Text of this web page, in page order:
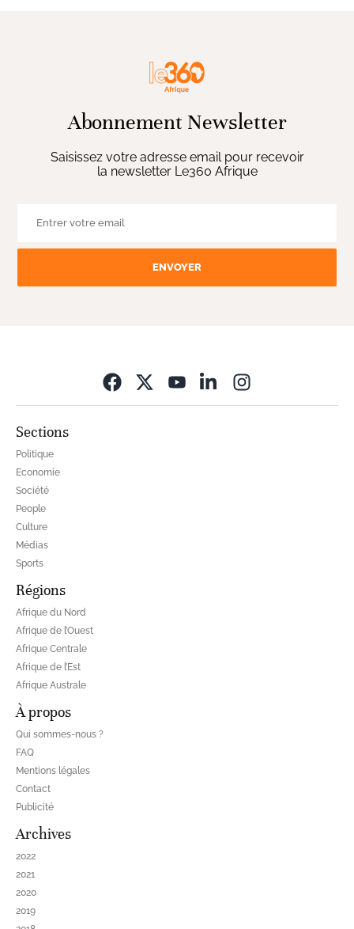
Abonnement Newsletter
Saisissez votre adresse email pour recevoir
la newsletter Le360 Afrique
ENVOYER
Sections
Politique
Economie
Société
People
Culture
Médias
Sports
Régions
Afrique du Nord
Afrique de l’Ouest
Afrique Centrale
Afrique de l’Est
Afrique Australe
À propos
Qui sommes-nous ?
FAQ
Mentions légales
Contact
Publicité
Archives
2022
2021
2020
2019